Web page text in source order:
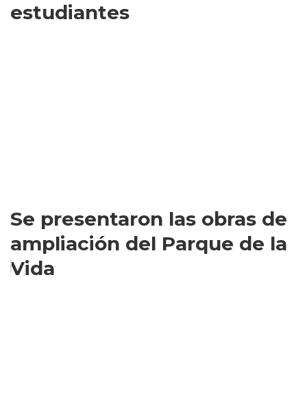
estudiantes
Se presentaron las obras de
ampliación del Parque de la
Vida